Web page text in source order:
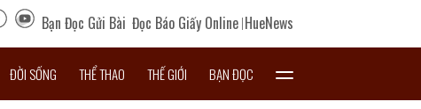
Bạn Đọc Gửi Bài Đọc Báo Giấy Online HueNews
ĐỜI SỐNG THỂ THAO THẾ GIỚI BẠN ĐỌC